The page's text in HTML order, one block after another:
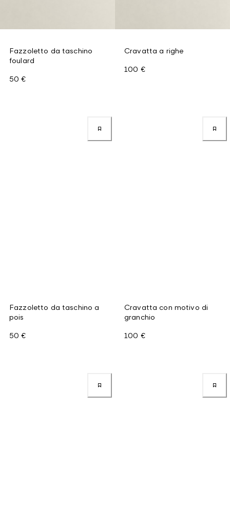
Fazzoletto da taschino
foulard
50 €
Cravatta a righe
100 €
Fazzoletto da taschino a
pois
50 €
Cravatta con motivo di
granchio
100 €